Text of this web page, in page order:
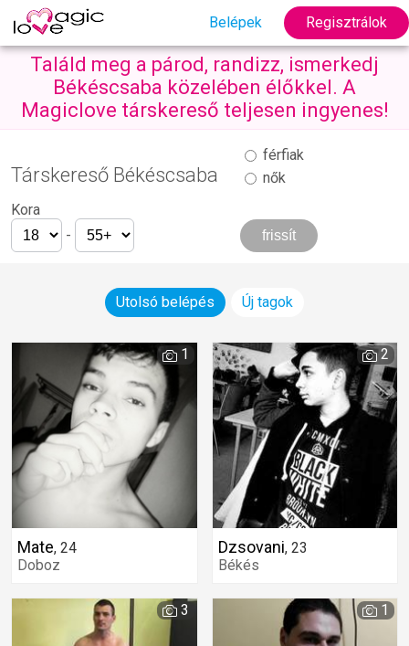
Belépek Regisztrálok
Találd meg a párod, randizz, ismerkedj
Békéscsaba közelében élőkkel. A
Magiclove társkereső teljesen ingyenes!
Társkereső Békéscsaba
férfiak
nők
Kora
-
Utolsó belépés Új tagok
Mate, 24
Doboz
1
Dzsovani, 23
Békés
2
3 1